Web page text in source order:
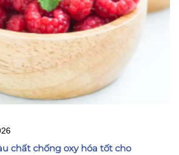
chất chống oxy hóa tốt cho